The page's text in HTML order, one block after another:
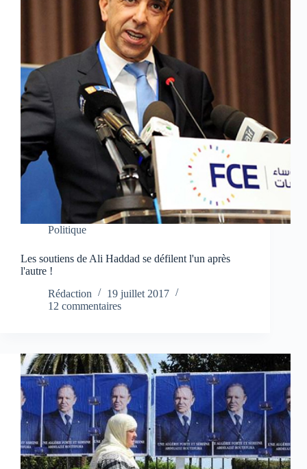
Politique
Les soutiens de Ali Haddad se défilent l'un après
l'autre !
Rédaction
19 juillet 2017
12 commentaires